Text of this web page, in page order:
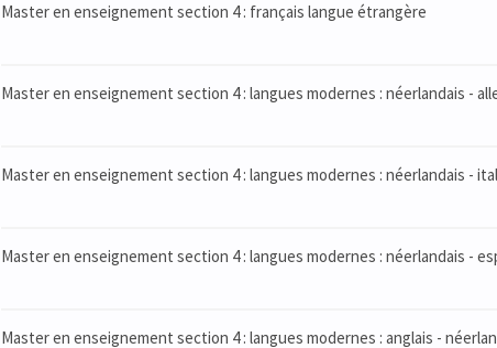
Master en enseignement section 4 : français langue étrangère
Master en enseignement section 4 : langues modernes : néerlandais -
Master en enseignement section 4 : langues modernes : néerlandais -
Master en enseignement section 4 : langues modernes : néerlandais -
Master en enseignement section 4 : langues modernes : anglais -